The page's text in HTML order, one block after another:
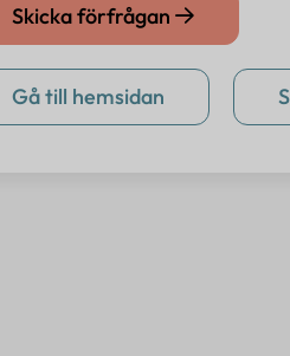
Skicka förfrågan
Gå till hemsidan